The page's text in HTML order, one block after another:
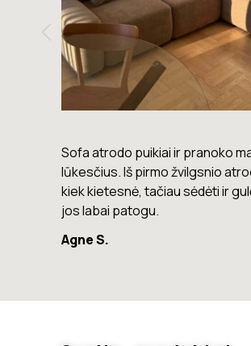
Lova labai gera. Šiuo metu
jokių nusiskundimų.
Marius T.